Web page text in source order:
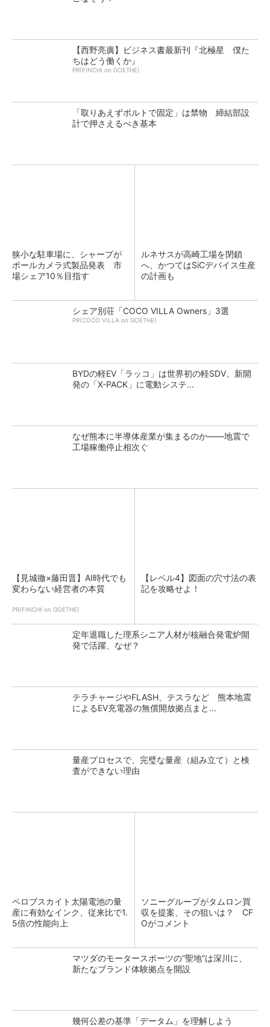
【西野亮廣】ビジネス書最新刊『北極星 僕た
ちはどう働くか』
PR(FINCHI on GOETHE)
「取りあえずボルトで固定」は禁物 締結部設
計で押さえるべき基本
狭小な駐車場に、シャープが
ポールカメラ式製品発表 市
場シェア10％目指す
ルネサスが高崎工場を閉鎖
へ、かつてはSiCデバイス生産
の計画も
シェア別荘「COCO VILLA Owners」3選
PR(COCO VILLA on GOETHE)
BYDの軽EV「ラッコ」は世界初の軽SDV、新開
発の「X-PACK」に電動システ...
なぜ熊本に半導体産業が集まるのか――地震で
工場稼働停止相次ぐ
【見城徹×藤田晋】AI時代でも
変わらない経営者の本質
PR(FINCHI on GOETHE)
【レベル4】図面の穴寸法の表
記を攻略せよ！
定年退職した理系シニア人材が核融合発電炉開
発で活躍、なぜ？
テラチャージやFLASH、テスラなど 熊本地震
によるEV充電器の無償開放拠点まと...
量産プロセスで、完璧な量産（組み立て）と検
査ができない理由
ペロブスカイト太陽電池の量
産に有効なインク、従来比で1.
5倍の性能向上
ソニーグループがタムロン買
収を提案、その狙いは？ CF
Oがコメント
マツダのモータースポーツの“聖地”は深川に、
新たなブランド体験拠点を開設
幾何公差の基準「データム」を理解しよう